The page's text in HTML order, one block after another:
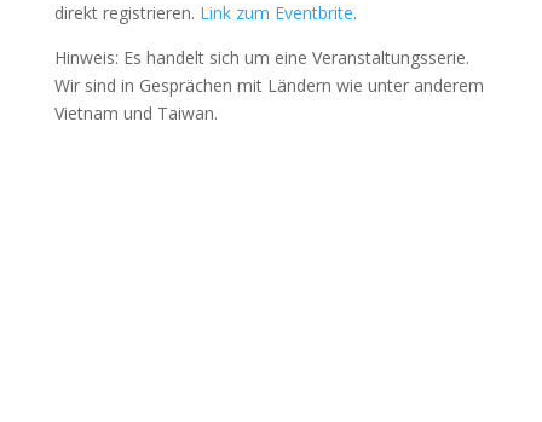
direkt registrieren. Link zum Eventbrite.
Hinweis: Es handelt sich um eine Veranstaltungsserie.
Wir sind in Gesprächen mit Ländern wie unter anderem
Vietnam und Taiwan.